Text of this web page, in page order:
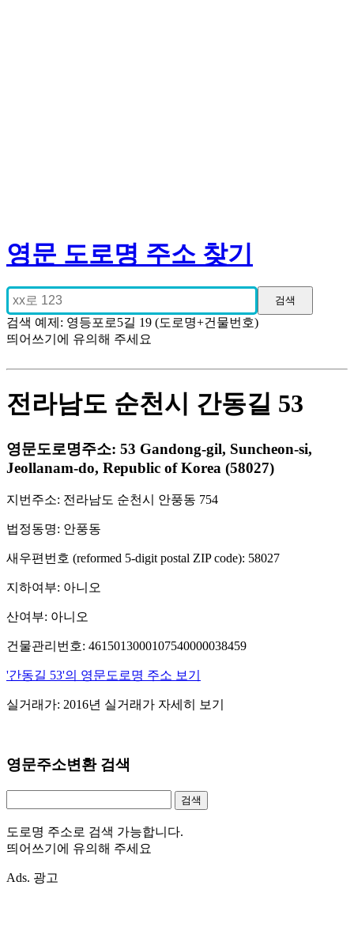
영문 도로명 주소 찾기
검색 예제: 영등포로5길 19 (도로명+건물번호)
띄어쓰기에 유의해 주세요
전라남도 순천시 간동길 53
영문도로명주소: 53 Gandong-gil, Suncheon-si,
Jeollanam-do, Republic of Korea (58027)
지번주소: 전라남도 순천시 안풍동 754
법정동명: 안풍동
새우편번호 (reformed 5-digit postal ZIP code): 58027
지하여부: 아니오
산여부: 아니오
건물관리번호: 4615013000107540000038459
'간동길 53'의 영문도로명 주소 보기
실거래가: 2016년 실거래가 자세히 보기
영문주소변환 검색
도로명 주소로 검색 가능합니다.
띄어쓰기에 유의해 주세요
Ads. 광고